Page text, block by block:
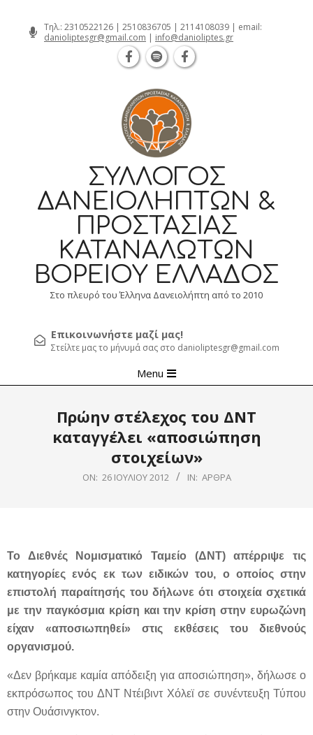
Τηλ.: 2310522126 | 2510836705 | 2114108039 | email:
danioliptesgr@gmail.com | info@danioliptes.gr
ΣΎΛΛΟΓΟΣ
ΔΑΝΕΙΟΛΗΠΤΏΝ &
ΠΡΟΣΤΑΣΊΑΣ
ΚΑΤΑΝΑΛΩΤΏΝ
ΒΟΡΕΊΟΥ ΕΛΛΆΔΟΣ
Στο πλευρό του Έλληνα Δανειολήπτη από το 2010
Επικοινωνήστε μαζί μας!
Στείλτε μας το μήνυμά σας στο danioliptesgr@gmail.com
Navigation
Menu
Πρώην στέλεχος του ΔΝΤ
καταγγέλει «αποσιώπηση
στοιχείων»
ON: 26 ΙΟΥΛΊΟΥ 2012 IN: ΆΡΘΡΑ
Το Διεθνές Νομισματικό Ταμείο (ΔΝΤ) απέρριψε τις
κατηγορίες ενός εκ των ειδικών του, ο οποίος στην
επιστολή παραίτησής του δήλωνε ότι στοιχεία σχετικά
με την παγκόσμια κρίση και την κρίση στην ευρωζώνη
είχαν «αποσιωπηθεί» στις εκθέσεις του διεθνούς
οργανισμού.
«Δεν βρήκαμε καμία απόδειξη για αποσιώπηση», δήλωσε ο
εκπρόσωπος του ΔΝΤ Ντέιβιντ Χόλεϊ σε συνέντευξη Τύπου
στην Ουάσινγκτον.